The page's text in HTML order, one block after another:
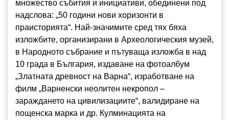
множество събития и инициативи, обединени под
надслова: „50 години нови хоризонти в
праисторията“. Най-значимите сред тях бяха
изложбите, организирани в Археологическия музей,
в Народното събрание и пътуваща изложба в над
10 града в България, издаване на фотоалбум
„Златната древност на Варна“, изработване на
филм „Варненски неолитен некропол –
зараждането на цивилизациите“, валидиране на
пощенска марка и др. Кулминацията на